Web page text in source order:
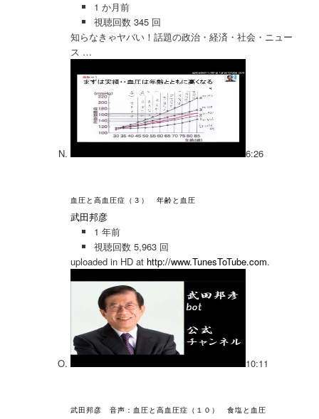
1 か月前
視聴回数 345 回
知らなきゃヤバい！話題の政治・経済・社会・ニュー
ス …
6:26
血圧と高血圧症（３） 年齢と血圧
武田邦彦
1 年前
視聴回数 5,963 回
uploaded in HD at http://www.TunesToTube.com.
10:11
武田邦彦 音声：血圧と高血圧症（１０） 食塩と血圧